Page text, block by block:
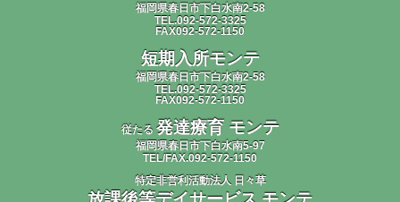
福岡県春日市下白水南2-58
TEL.092-572-3325
FAX092-572-1150
短期入所モンテ
福岡県春日市下白水南2-58
TEL.092-572-3325
FAX092-572-1150
従たる 発達療育 モンテ
福岡県春日市下白水南5-97
TEL/FAX.092-572-1150
特定非営利活動法人 日々草